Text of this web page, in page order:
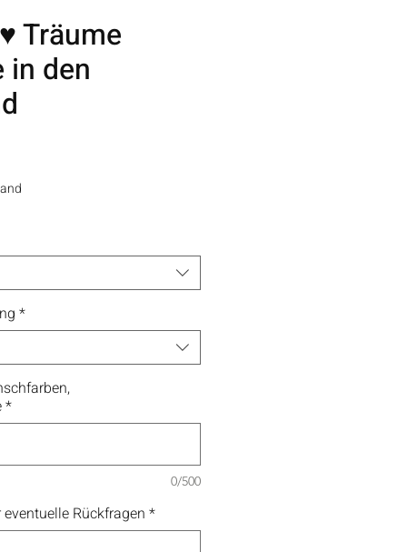
Träume
in den
*
*
0/500
Rückfragen *